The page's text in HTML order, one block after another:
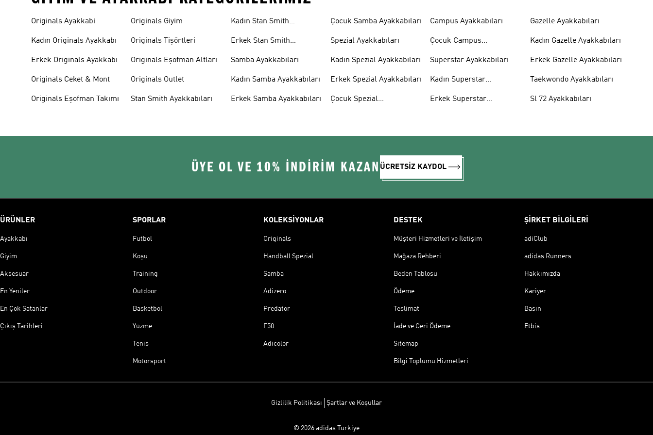
Originals Ayakkabi
Kadın Originals Ayakkabı
Erkek Originals Ayakkabı
Originals Ceket & Mont
Originals Eşofman Takımı
Originals Giyim
Originals Tişörtleri
Originals Eşofman Altları
Originals Outlet
Stan Smith Ayakkabıları
Kadın Stan Smith
Erkek Stan Smith
Samba Ayakkabıları
Kadın Samba Ayakkabıları
Erkek Samba Ayakkabıları
Çocuk Samba Ayakkabıları
Spezial Ayakkabıları
Kadın Spezial Ayakkabıları
Erkek Spezial Ayakkabıları
Çocuk Spezial
Campus Ayakkabıları
Çocuk Campus
Superstar Ayakkabıları
Kadın Superstar
Erkek Superstar
Gazelle Ayakkabıları
Kadın Gazelle Ayakkabıları
Erkek Gazelle Ayakkabıları
Taekwondo Ayakkabıları
Sl 72 Ayakkabıları
ÜYE OL VE 10% İNDİRİM KAZAN ÜCRETSİZ KAYDOL
ÜRÜNLER
Ayakkabı
Giyim
Aksesuar
En Yeniler
En Çok Satanlar
Çıkış Tarihleri
SPORLAR
Futbol
Koşu
Training
Outdoor
Basketbol
Yüzme
Tenis
Motorsport
KOLEKSİYONLAR
Originals
Handball Spezial
Samba
Adizero
Predator
F50
Adicolor
DESTEK
Müşteri Hizmetleri ve İletişim
Mağaza Rehberi
Beden Tablosu
Ödeme
Teslimat
İade ve Geri Ödeme
Sitemap
Bilgi Toplumu Hizmetleri
ŞİRKET BİLGİLERİ
adiClub
adidas Runners
Hakkımızda
Kariyer
Basın
Etbis
Gizlilik Politikası Şartlar ve Koşullar
© 2026 adidas Türkiye